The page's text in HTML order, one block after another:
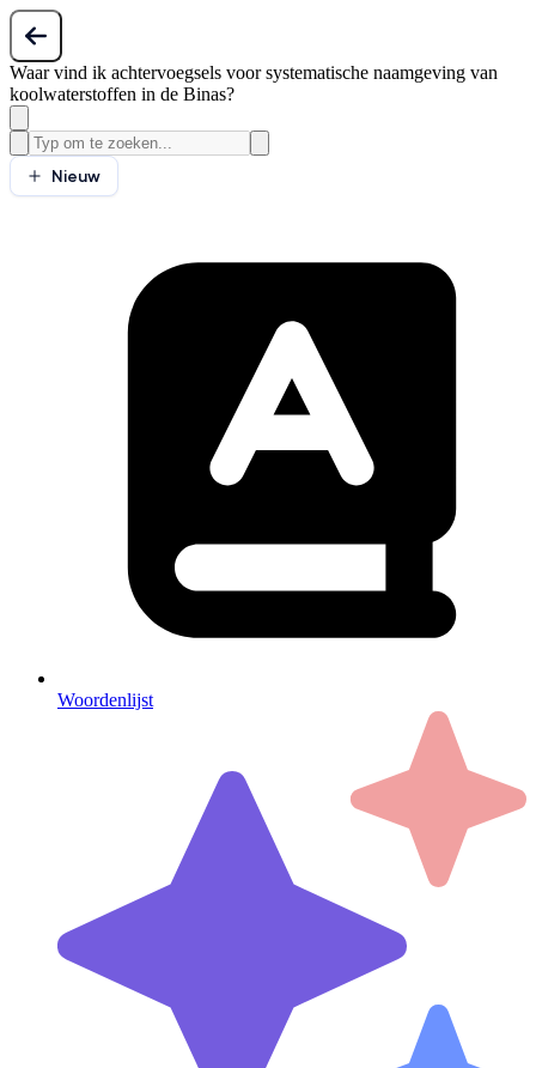
Waar vind ik achtervoegsels voor systematische naamgeving van
koolwaterstoffen in de Binas?
Nieuw
Woordenlijst